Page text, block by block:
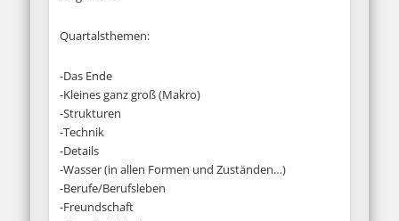
Quartalsthemen:
-Das Ende
-Kleines ganz groß (Makro)
-Strukturen
-Technik
-Details
-Wasser (in allen Formen und Zuständen…)
-Berufe/Berufsleben
-Freundschaft